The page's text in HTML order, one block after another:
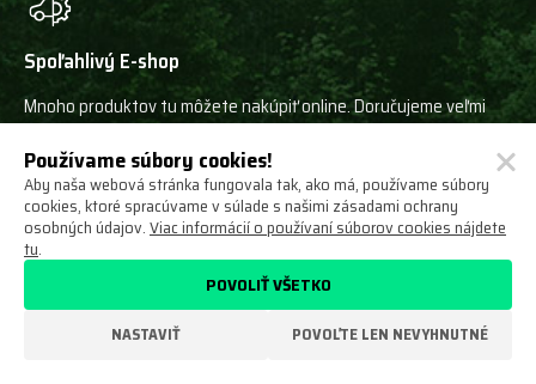
Spoľahlivý E-shop
Mnoho produktov tu môžete nakúpiť online. Doručujeme veľmi
rýchlo, pretože disponujeme rozsiahlymi sklady.
Iba špičkové značky
V ponuke máme iba naše výrobky a stroje a výrobkov špičkových
svetových výrobcov!
Používame súbory cookies!
Aby naša webová stránka fungovala tak, ako má, používame súbory
cookies, ktoré spracúvame v súlade s našimi zásadami ochrany
osobných údajov.Viac informácií o používaní súborov cookies nájdete
tu.
NASTAVIŤ POVOĽTE LEN NEVYHNUTNÉ
POVOLIŤ VŠETKO